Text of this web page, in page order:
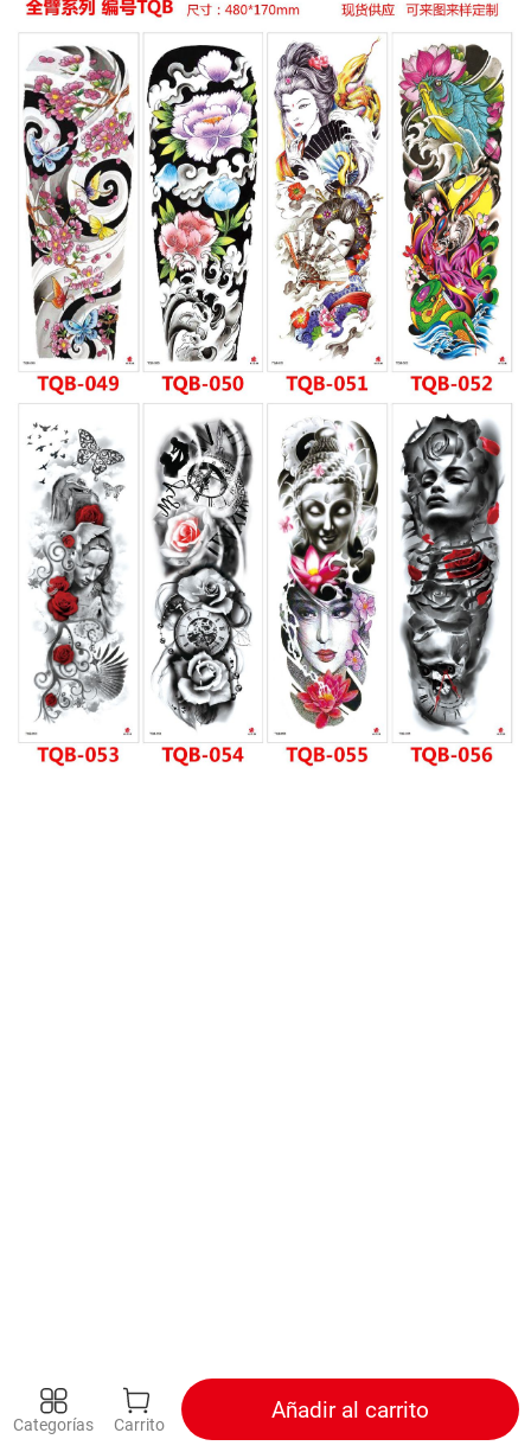
Categorías Carrito
Añadir al carrito